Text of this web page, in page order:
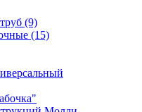
(9)
(15)